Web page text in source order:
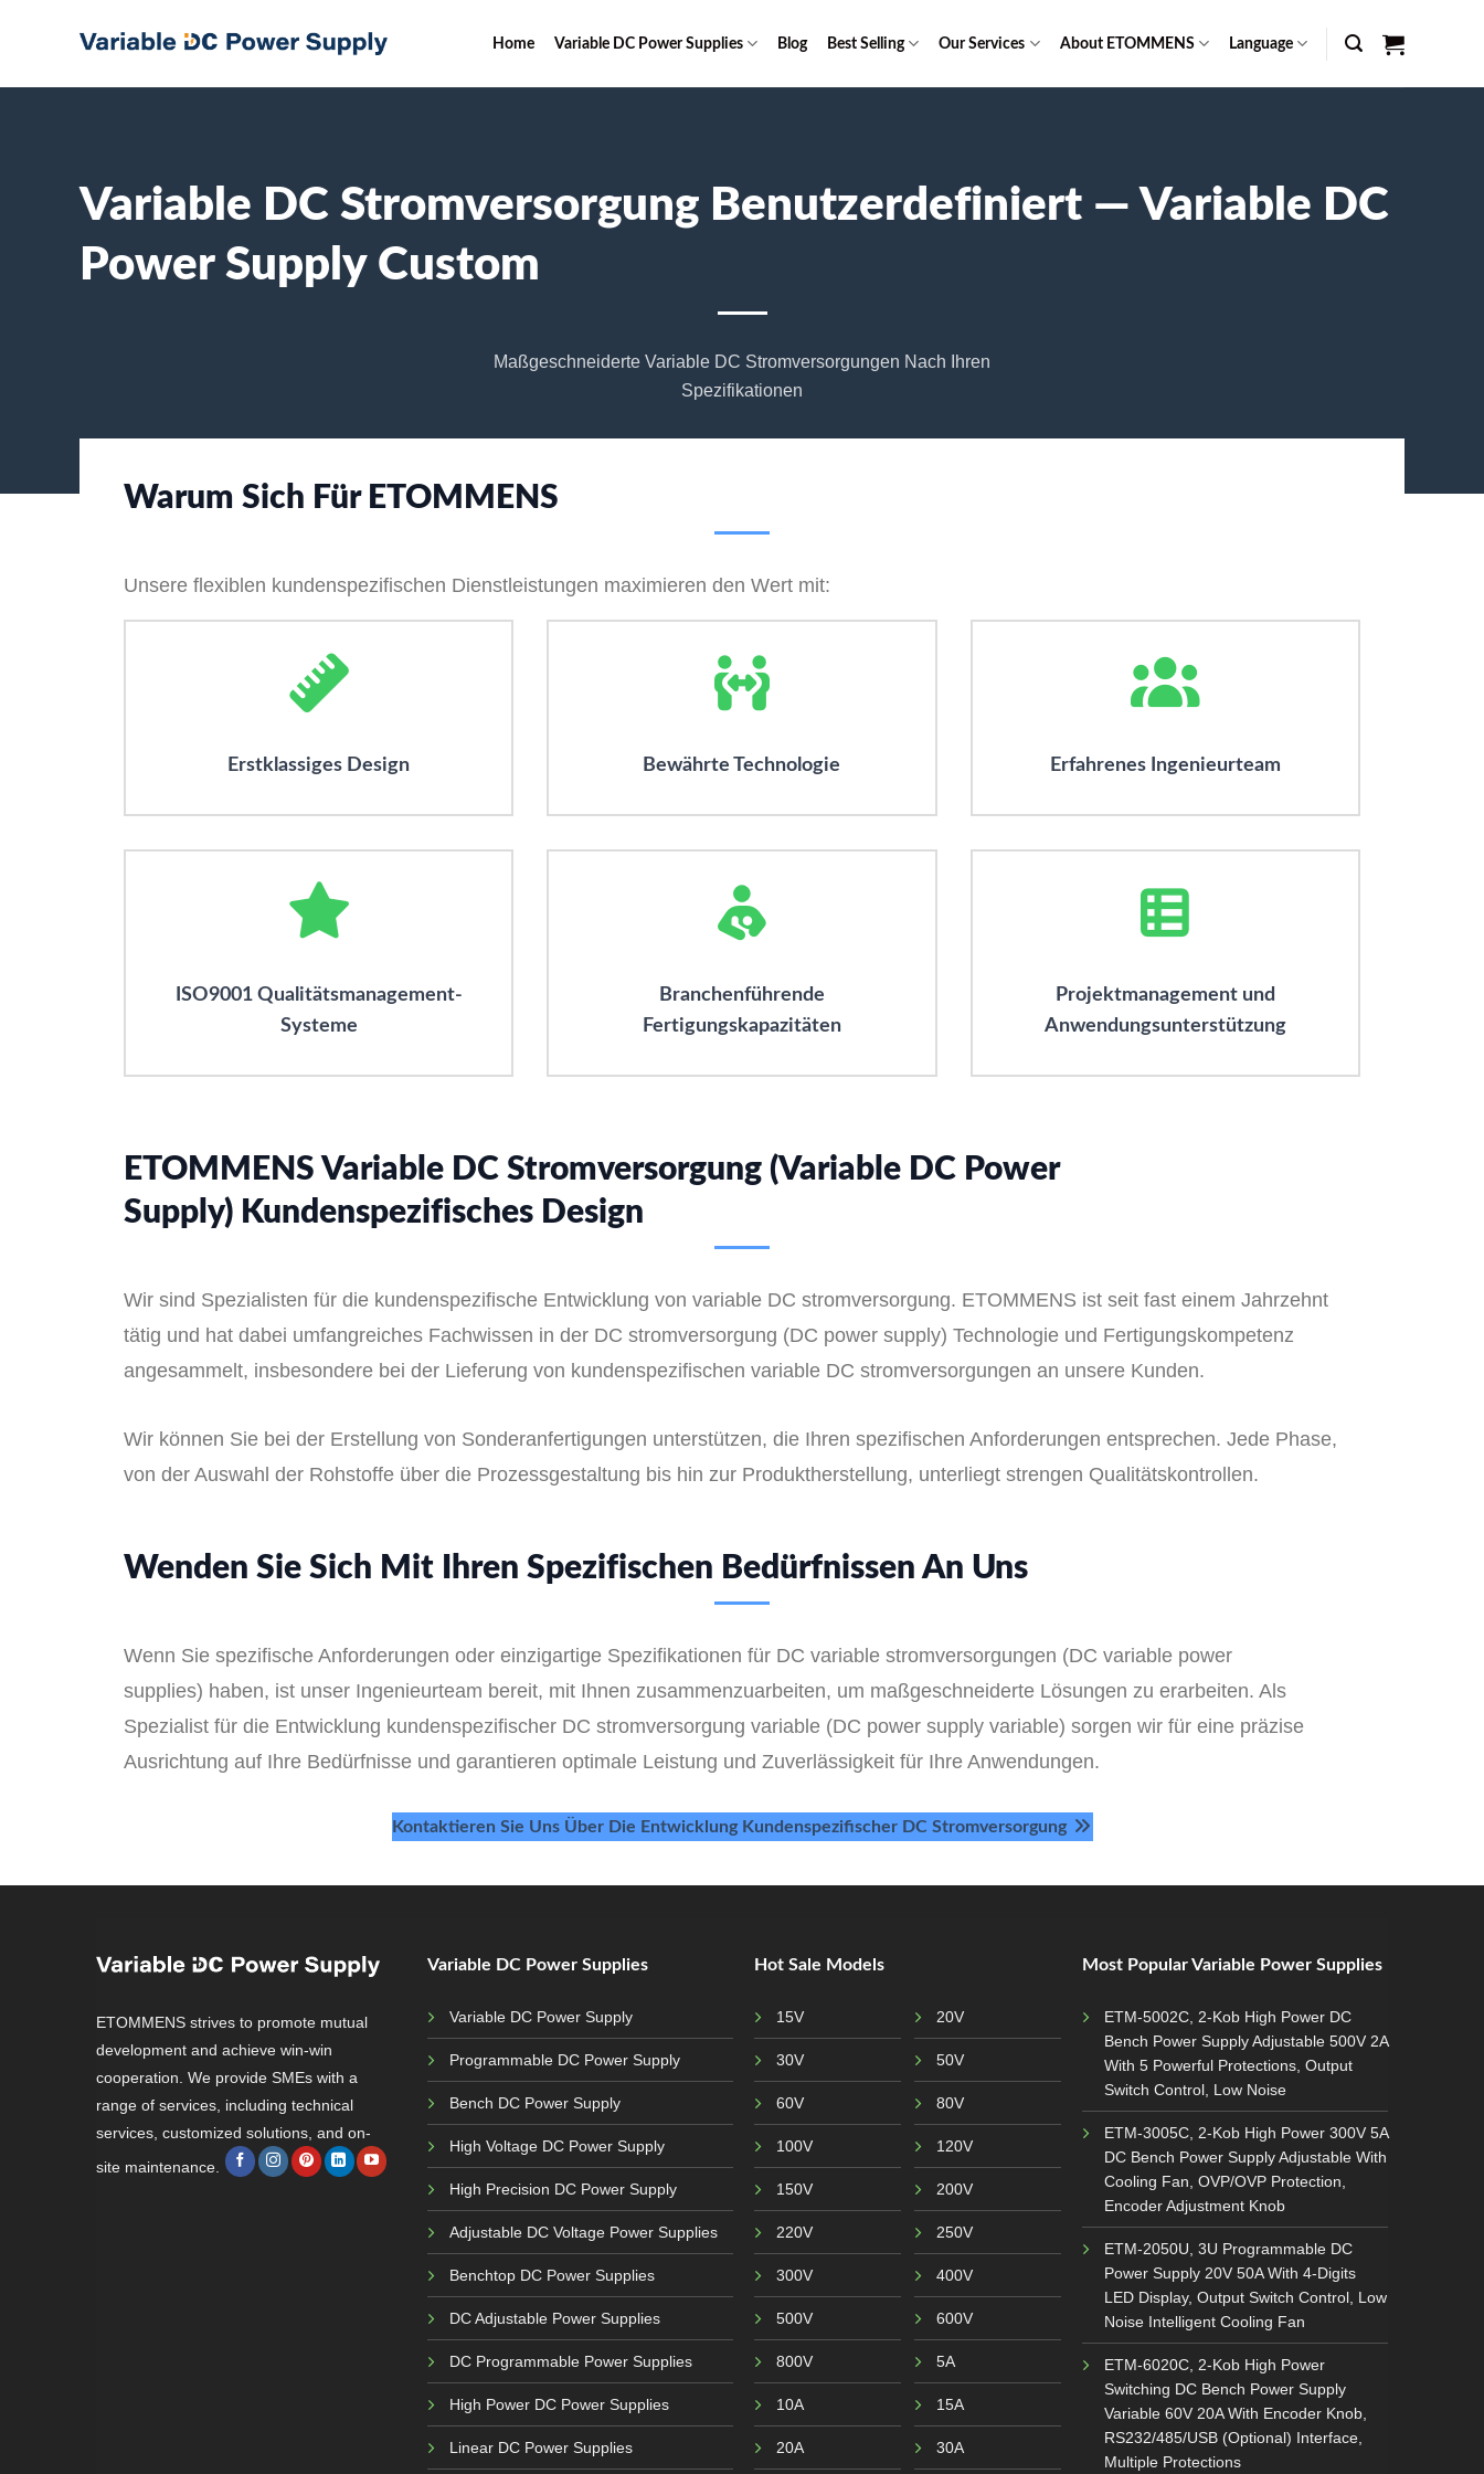
Home Variable DC Power Supplies Blog Best Selling Our Services About ETOMMENS Language
Variable DC Stromversorgung Benutzerdefiniert — Variable DC
Power Supply Custom
Maßgeschneiderte Variable DC Stromversorgungen Nach Ihren
Spezifikationen
Warum Sich Für ETOMMENS
Unsere flexiblen kundenspezifischen Dienstleistungen maximieren den Wert mit:
Erstklassiges Design Bewährte Technologie Erfahrenes Ingenieurteam
ISO9001 Qualitätsmanagement-
Systeme
Branchenführende
Fertigungskapazitäten
Projektmanagement und
Anwendungsunterstützung
ETOMMENS Variable DC Stromversorgung (Variable DC Power
Supply) Kundenspezifisches Design
Wir sind Spezialisten für die kundenspezifische Entwicklung von variable DC stromversorgung. ETOMMENS ist seit fast einem Jahrzehnt
tätig und hat dabei umfangreiches Fachwissen in der DC stromversorgung (DC power supply) Technologie und Fertigungskompetenz
angesammelt, insbesondere bei der Lieferung von kundenspezifischen variable DC stromversorgungen an unsere Kunden.
Wir können Sie bei der Erstellung von Sonderanfertigungen unterstützen, die Ihren spezifischen Anforderungen entsprechen. Jede Phase,
von der Auswahl der Rohstoffe über die Prozessgestaltung bis hin zur Produktherstellung, unterliegt strengen Qualitätskontrollen.
Wenden Sie Sich Mit Ihren Spezifischen Bedürfnissen An Uns
Wenn Sie spezifische Anforderungen oder einzigartige Spezifikationen für DC variable stromversorgungen (DC variable power
supplies) haben, ist unser Ingenieurteam bereit, mit Ihnen zusammenzuarbeiten, um maßgeschneiderte Lösungen zu erarbeiten. Als
Spezialist für die Entwicklung kundenspezifischer DC stromversorgung variable (DC power supply variable) sorgen wir für eine präzise
Ausrichtung auf Ihre Bedürfnisse und garantieren optimale Leistung und Zuverlässigkeit für Ihre Anwendungen.
Kontaktieren Sie Uns Über Die Entwicklung Kundenspezifischer DC Stromversorgung
ETOMMENS strives to promote mutual
development and achieve win-win
cooperation. We provide SMEs with a
range of services, including technical
services, customized solutions, and on-
site maintenance.
Variable DC Power Supplies
Variable DC Power Supply
Programmable DC Power Supply
Bench DC Power Supply
High Voltage DC Power Supply
High Precision DC Power Supply
Adjustable DC Voltage Power Supplies
Benchtop DC Power Supplies
DC Adjustable Power Supplies
DC Programmable Power Supplies
High Power DC Power Supplies
Linear DC Power Supplies
Hot Sale Models
15V 20V
30V 50V
60V 80V
100V 120V
150V 200V
220V 250V
300V 400V
500V 600V
800V 5A
10A 15A
20A 30A
Most Popular Variable Power Supplies
ETM-5002C, 2-Kob High Power DC
Bench Power Supply Adjustable 500V 2A
With 5 Powerful Protections, Output
Switch Control, Low Noise
ETM-3005C, 2-Kob High Power 300V 5A
DC Bench Power Supply Adjustable With
Cooling Fan, OVP/OVP Protection,
Encoder Adjustment Knob
ETM-2050U, 3U Programmable DC
Power Supply 20V 50A With 4-Digits
LED Display, Output Switch Control, Low
Noise Intelligent Cooling Fan
ETM-6020C, 2-Kob High Power
Switching DC Bench Power Supply
Variable 60V 20A With Encoder Knob,
RS232/485/USB (Optional) Interface,
Multiple Protections